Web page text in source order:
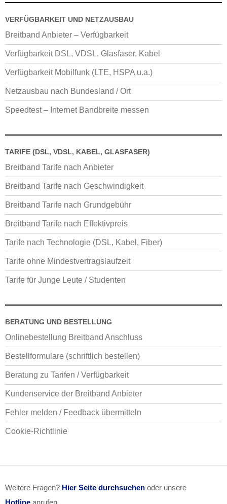
VERFÜGBARKEIT UND NETZAUSBAU
Breitband Anbieter – Verfügbarkeit
Verfügbarkeit DSL, VDSL, Glasfaser, Kabel
Verfügbarkeit Mobilfunk (LTE, HSPA u.a.)
Netzausbau nach Bundesland / Ort
Speedtest – Internet Bandbreite messen
TARIFE (DSL, VDSL, KABEL, GLASFASER)
Breitband Tarife nach Anbieter
Breitband Tarife nach Geschwindigkeit
Breitband Tarife nach Grundgebühr
Breitband Tarife nach Effektivpreis
Tarife nach Technologie (DSL, Kabel, Fiber)
Tarife ohne Mindestvertragslaufzeit
Tarife für Junge Leute / Studenten
BERATUNG UND BESTELLUNG
Onlinebestellung Breitband Anschluss
Bestellformulare (schriftlich bestellen)
Beratung zu Tarifen / Verfügbarkeit
Kundenservice der Breitband Anbieter
Fehler melden / Feedback übermitteln
Cookie-Richtlinie
Weitere Fragen? Hier Seite durchsuchen oder unsere